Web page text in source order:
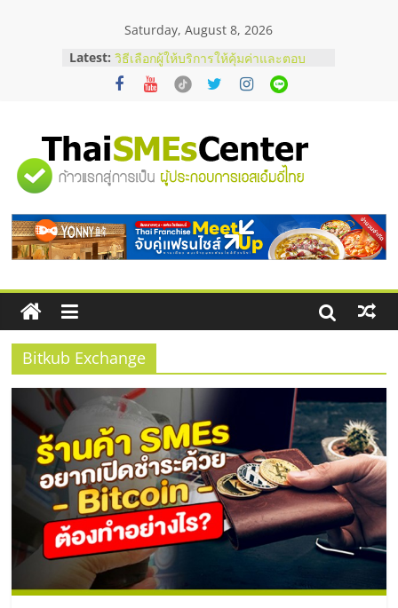
Saturday, August 8, 2026
Latest: บริษัท Cybersecurity ในไทยที่ไหนดี?
วิธีเลือกผู้ให้บริการให้คุ้มค่าและตอบ
โจทย์ธุรกิจ
สัมมนาออนไลน์ โอกาสบริหารสถานี
บริการน้ำมัน Shell
สัมมนาลงทุน แฟรนไชส์ยอนนี่
ไชส์ ครั้งที่ 8
ร้านเครื่องเสียงคุณภาพสูง พร้อม
โซลูชันระบบภาพและเสียง
"ศูนย์
รวม
ข้อมูล
ธุรกิจ
SME
แห่ง
ประเทศไทย,
ThaiSMEsCenter,
รวม
Bitkub Exchange